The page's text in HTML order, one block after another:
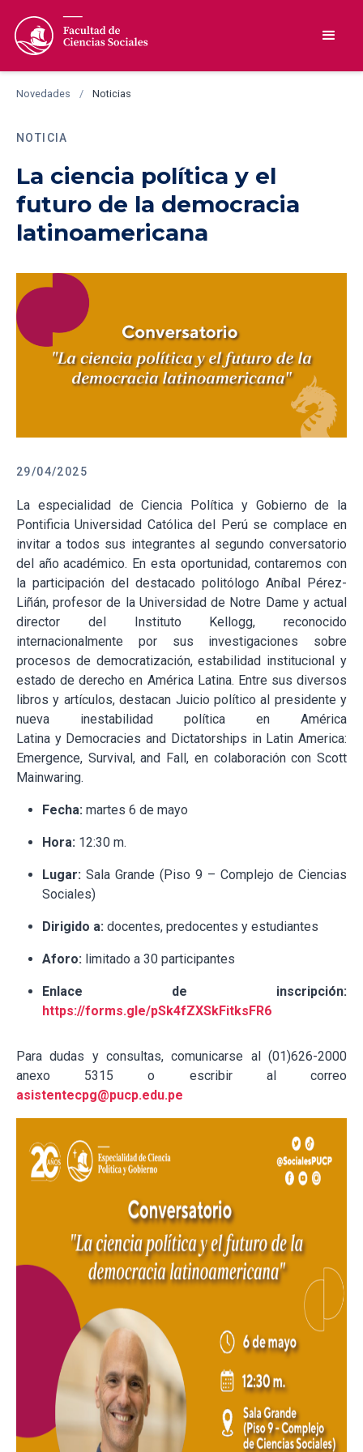
Novedades / Noticias
NOTICIA
La ciencia política y el
futuro de la democracia
latinoamericana
29/04/2025
La especialidad de Ciencia Política y Gobierno de la
Pontificia Universidad Católica del Perú se complace en
invitar a todos sus integrantes al segundo conversatorio
del año académico. En esta oportunidad, contaremos con
la participación del destacado politólogo Aníbal Pérez-
Liñán, profesor de la Universidad de Notre Dame y actual
director del Instituto Kellogg, reconocido
internacionalmente por sus investigaciones sobre
procesos de democratización, estabilidad institucional y
estado de derecho en América Latina. Entre sus diversos
libros y artículos, destacan Juicio político al presidente y
nueva inestabilidad política en América
Latina y Democracies and Dictatorships in Latin America:
Emergence, Survival, and Fall, en colaboración con Scott
Mainwaring.
Fecha: martes 6 de mayo
Hora: 12:30 m.
Lugar: Sala Grande (Piso 9 – Complejo de Ciencias
Sociales)
Dirigido a: docentes, predocentes y estudiantes
Aforo: limitado a 30 participantes
Enlace de inscripción:
https://forms.gle/pSk4fZXSkFitksFR6
Para dudas y consultas, comunicarse al (01)626-2000
anexo 5315 o escribir al correo
asistentecpg@pucp.edu.pe